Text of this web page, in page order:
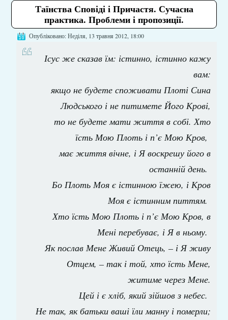
Таїнства Сповіді і Причастя. Сучасна
практика. Проблеми і пропозиції.
Опубліковано: Неділя, 13 травня 2012, 18:00
Ісус же сказав їм: істинно, істинно кажу
вам:
якщо не будете споживати Плоті Сина
Людського і не питимете Його Крові,
то не будете мати життя в собі. Хто
їсть Мою Плоть і п’є Мою Кров,
має життя вічне, і Я воскрешу його в
останній день.
Бо Плоть Моя є істинною їжею, і Кров
Моя є істинним питтям.
Хто їсть Мою Плоть і п’є Мою Кров, в
Мені перебуває, і Я в ньому.
Як послав Мене Живий Отець, – і Я живу
Отцем, – так і той, хто їсть Мене,
житиме через Мене.
Цей і є хліб, який зійшов з небес.
Не так, як батьки ваші їли манну і померли;